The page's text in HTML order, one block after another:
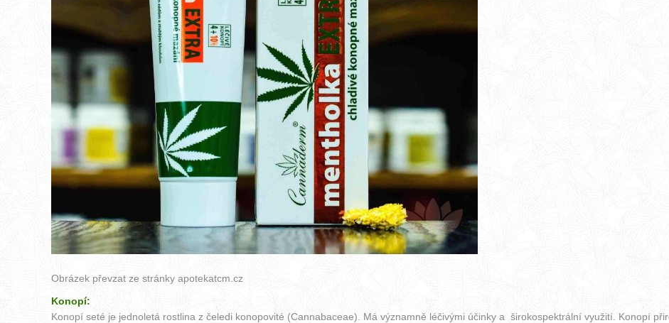
Obrázek převzat ze stránky apotekatcm.cz
Konopí:
Konopí seté je jednoletá rostlina z čeledi konopovité (Cannabaceae). Má významně léčivými účinky a širokospektrální využití. Konopí